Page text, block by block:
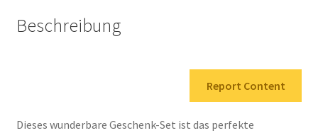
Beschreibung
Report Content
Dieses wunderbare Geschenk-Set ist das perfekte